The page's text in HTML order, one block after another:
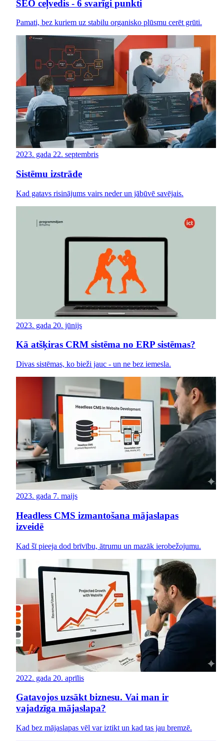
SEO ceļvedis - 6 svarīgi punkti
Pamati, bez kuriem uz stabilu organisko plūsmu cerēt grūti.
2023. gada 22. septembris
Sistēmu izstrāde
Kad gatavs risinājums vairs neder un jābūvē savējais.
2023. gada 20. jūnijs
Kā atšķiras CRM sistēma no ERP sistēmas?
Divas sistēmas, ko bieži jauc - un ne bez iemesla.
2023. gada 7. maijs
Headless CMS izmantošana mājaslapas
izveidē
Kad šī pieeja dod brīvību, ātrumu un mazāk ierobežojumu.
2022. gada 20. aprīlis
Gatavojos uzsākt biznesu. Vai man ir
vajadzīga mājaslapa?
Kad bez mājaslapas vēl var iztikt un kad tas jau bremzē.